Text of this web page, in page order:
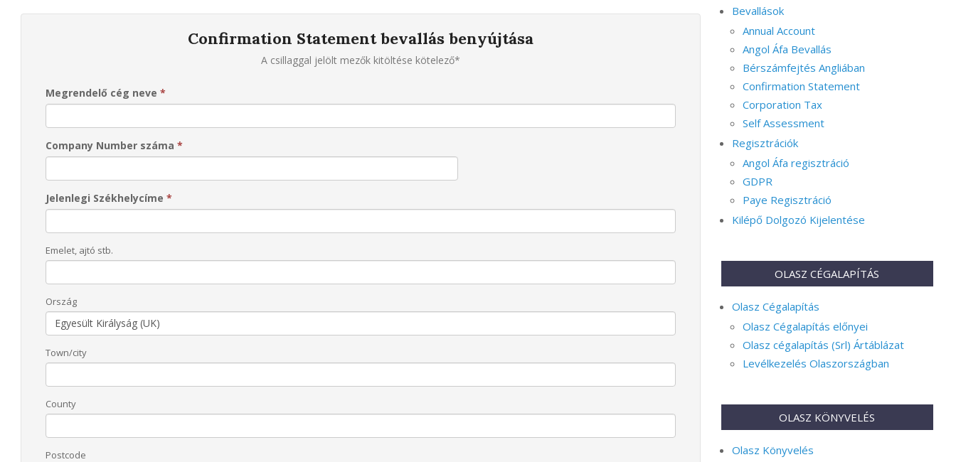
Confirmation Statement bevallás benyújtása
A csillaggal jelölt mezők kitöltése kötelező*
Megrendelő cég neve *
Company Number száma *
Jelenlegi Székhelycíme *
Emelet, ajtó stb.
Ország
Town/city
County
Postcode
Bevallások
Annual Account
Angol Áfa Bevallás
Bérszámfejtés Angliában
Confirmation Statement
Corporation Tax
Self Assessment
Regisztrációk
Angol Áfa regisztráció
GDPR
Paye Regisztráció
Kilépő Dolgozó Kijelentése
OLASZ CÉGALAPÍTÁS
Olasz Cégalapítás
Olasz Cégalapítás előnyei
Olasz cégalapítás (Srl) Ártáblázat
Levélkezelés Olaszországban
OLASZ KÖNYVELÉS
Olasz Könyvelés